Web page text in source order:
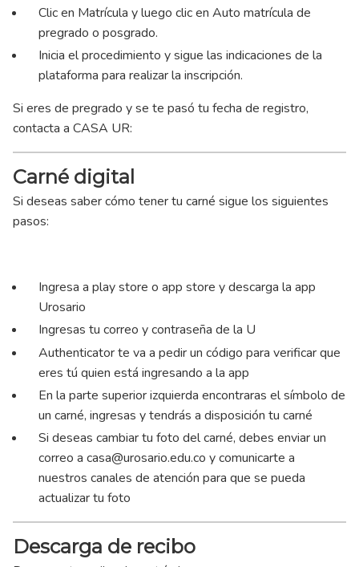
Clic en Matrícula y luego clic en Auto matrícula de
pregrado o posgrado.
Inicia el procedimiento y sigue las indicaciones de la
plataforma para realizar la inscripción.
Si eres de pregrado y se te pasó tu fecha de registro,
contacta a CASA UR:
Carné digital
Si deseas saber cómo tener tu carné sigue los siguientes
pasos:
Ingresa a play store o app store y descarga la app
Urosario
Ingresas tu correo y contraseña de la U
Authenticator te va a pedir un código para verificar que
eres tú quien está ingresando a la app
En la parte superior izquierda encontraras el símbolo de
un carné, ingresas y tendrás a disposición tu carné
Si deseas cambiar tu foto del carné, debes enviar un
correo a casa@urosario.edu.co y comunicarte a
nuestros canales de atención para que se pueda
actualizar tu foto
Descarga de recibo